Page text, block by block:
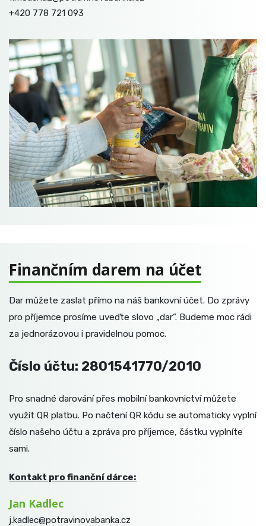
+420 778 721 093
Finančním darem na účet
Dar můžete zaslat přímo na náš bankovní účet. Do zprávy
pro příjemce prosíme uveďte slovo „dar”. Budeme moc rádi
za jednorázovou i pravidelnou pomoc.
Číslo účtu: 2801541770/2010
Pro snadné darování přes mobilní bankovnictví můžete
využít QR platbu. Po načtení QR kódu se automaticky vyplní
číslo našeho účtu a zpráva pro příjemce, částku vyplníte
sami.
Kontakt pro finanční dárce:
Jan Kadlec
j.kadlec@potravinovabanka.cz